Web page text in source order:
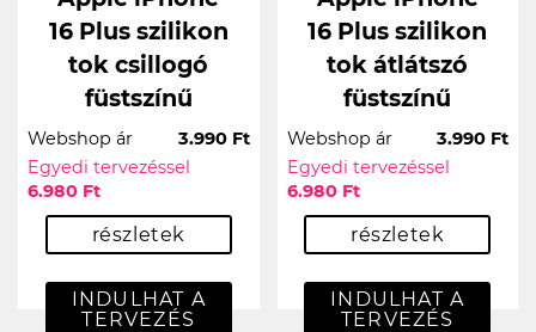
16 Plus szilikon
tok csillogó
füstszínű
Webshop ár
3.990 Ft
Egyedi tervezéssel
6.980 Ft
részletek
INDULHAT A
TERVEZÉS
16 Plus szilikon
tok átlátszó
füstszínű
Webshop ár
3.990 Ft
Egyedi tervezéssel
6.980 Ft
részletek
INDULHAT A
TERVEZÉS